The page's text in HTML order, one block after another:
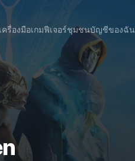
ครื่องมือเกมฟีเจอร์ชุมชนบัญชีของฉัน